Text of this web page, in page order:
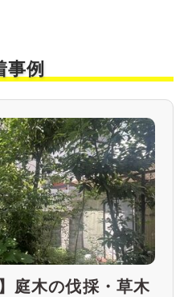
事例
庭木の伐採・草木